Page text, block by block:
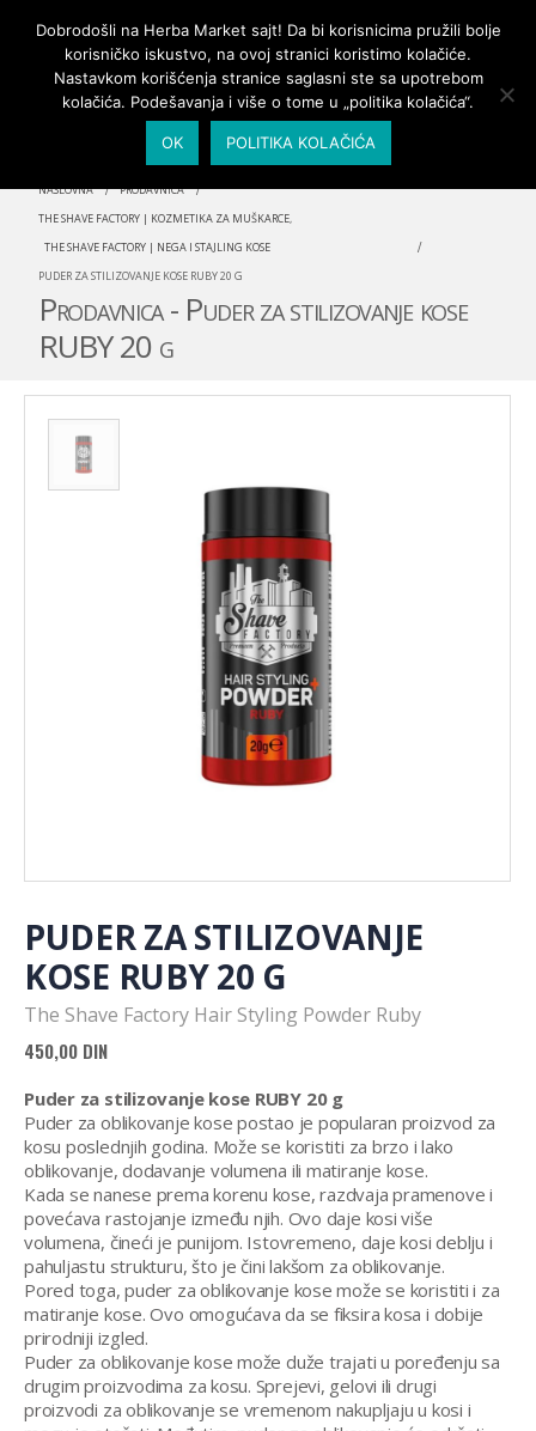
PRIJAVA/MOJ NALOG
NASLOVNA
PRODAVNICA
THE SHAVE FACTORY | KOZMETIKA ZA MUŠKARCE,
THE SHAVE FACTORY | NEGA I STAJLING KOSE
PUDER ZA STILIZOVANJE KOSE RUBY 20 G
Prodavnica - Puder za stilizovanje kose
RUBY 20 g
PUDER ZA STILIZOVANJE
KOSE RUBY 20 G
The Shave Factory Hair Styling Powder Ruby
450,00 DIN
Puder za stilizovanje kose RUBY 20 g
Puder za oblikovanje kose postao je popularan proizvod za
kosu poslednjih godina. Može se koristiti za brzo i lako
oblikovanje, dodavanje volumena ili matiranje kose.
Kada se nanese prema korenu kose, razdvaja pramenove i
povećava rastojanje između njih. Ovo daje kosi više
volumena, čineći je punijom. Istovremeno, daje kosi deblju i
pahuljastu strukturu, što je čini lakšom za oblikovanje.
Pored toga, puder za oblikovanje kose može se koristiti i za
matiranje kose. Ovo omogućava da se fiksira kosa i dobije
prirodniji izgled.
Puder za oblikovanje kose može duže trajati u poređenju sa
drugim proizvodima za kosu. Sprejevi, gelovi ili drugi
proizvodi za oblikovanje se vremenom nakupljaju u kosi i
Dobrodošli na Herba Market sajt! Da bi korisnicima pružili bolje
korisničko iskustvo, na ovoj stranici koristimo kolačiće.
Nastavkom korišćenja stranice saglasni ste sa upotrebom
kolačića. Podešavanja i više o tome u „politika kolačića“.
OK POLITIKA KOLAČIĆA